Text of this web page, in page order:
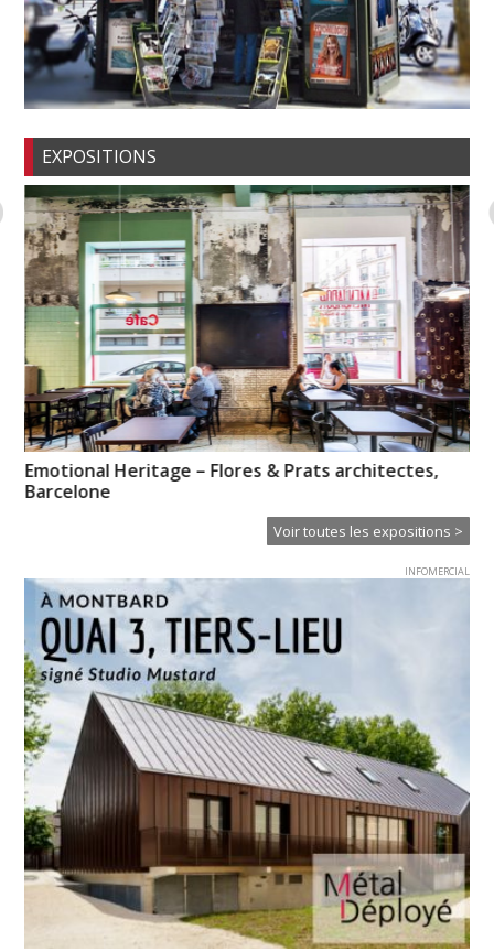
EXPOSITIONS
– Flores & Prats architectes, « RCR Arquitectes :
Voir toutes les expositions >
INFOMERCIAL